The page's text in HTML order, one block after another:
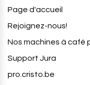
Page d'accueil
Rejoignez-nous!
Nos machines à café
Support Jura
pro.cristo.be